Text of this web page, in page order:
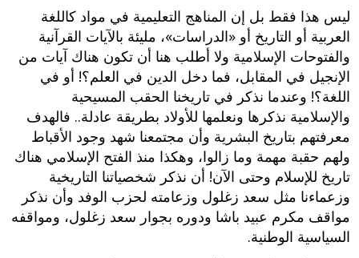
ليس هذا فقط بل إن المناهج التعليمية في مواد كاللغة
العربية أو التاريخ أو «الدراسات»، مليئة بالآيات القرآنية
والفتوحات الإسلامية ولا أطلب هنا أن تكون هناك آيات من
الإنجيل في المقابل، فما دخل الدين في العلم؟! أو في
اللغة؟! وعندما نذكر في تاريخنا الحقب المسيحية
والإسلامية نذكرها ونعلمها للأولاد بطريقة عادلة.. فالهدف
معرفتهم بتاريخ البشرية وأن مجتمعنا شهد وجود الأقباط
ولهم حقبة مهمة وما زالوا، وهكذا منذ الفتح الإسلامي هناك
تاريخ للإسلام وحتى الآن! أن نذكر شخصياتنا التاريخية
وزعماءنا مثل سعد زغلول وزعامته لحزب الوفد وأن نذكر
مواقف مكرم عبيد باشا ودوره بجوار سعد زغلول، ومواقفه
السياسية الوطنية.